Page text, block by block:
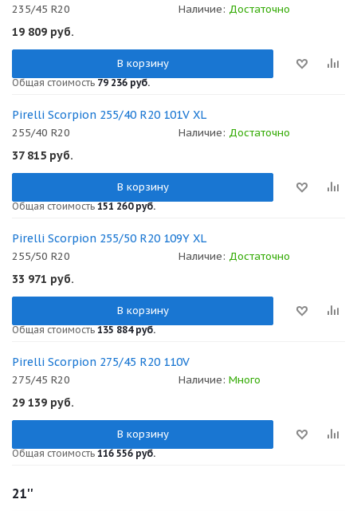
235/45 R20 Наличие: Достаточно
19 809 руб.
В корзину
Общая стоимость 79 236 руб.
Pirelli Scorpion 255/40 R20 101V XL
255/40 R20 Наличие: Достаточно
37 815 руб.
В корзину
Общая стоимость 151 260 руб.
Pirelli Scorpion 255/50 R20 109Y XL
255/50 R20 Наличие: Достаточно
33 971 руб.
В корзину
Общая стоимость 135 884 руб.
Pirelli Scorpion 275/45 R20 110V
275/45 R20 Наличие: Много
29 139 руб.
В корзину
Общая стоимость 116 556 руб.
21''